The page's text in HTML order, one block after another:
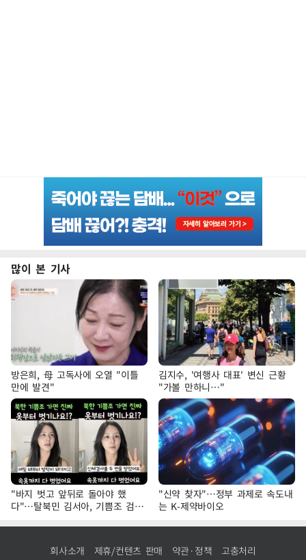
많이 본 기사
방은희, 母 고독사에 오열 "이틀
만에 발견"
김지수, '여행사 대표' 변신 근황
"가볼 만하니…"
"바지 벗고 앞뒤로 돌아야 했
다"…탈북민 김서아, 기쁨조 검사
수치심 회상
"신약 찾자"…정부 과제로 속도내
는 K-제약바이오
회사소개 제휴/컨텐츠 판매 약관·정책 고충처리